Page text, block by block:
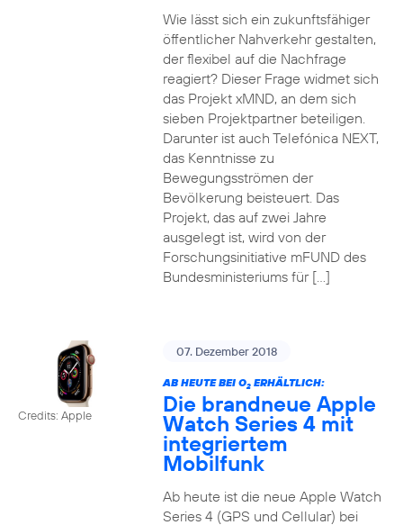
Wie lässt sich ein zukunftsfähiger
öffentlicher Nahverkehr gestalten,
der flexibel auf die Nachfrage
reagiert? Dieser Frage widmet sich
das Projekt xMND, an dem sich
sieben Projektpartner beteiligen.
Darunter ist auch Telefónica NEXT,
das Kenntnisse zu
Bewegungsströmen der
Bevölkerung beisteuert. Das
Projekt, das auf zwei Jahre
ausgelegt ist, wird von der
Forschungsinitiative mFUND des
Bundesministeriums für […]
Credits: Apple
07. Dezember 2018
AB HEUTE BEI O2ERHÄLTLICH:
Die brandneue Apple
Watch Series 4 mit
integriertem
Mobilfunk
Ab heute ist die neue Apple Watch
Series 4 (GPS und Cellular) bei